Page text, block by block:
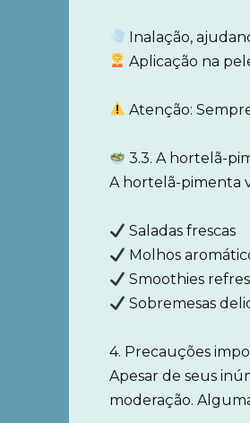
Inalação,
Aplicação na
Atenção:
3.3. A hortelã-
A hortelã-pimenta
Saladas frescas
Molhos
Smoothies
Sobremesas
4. Precauções
Apesar de seus
moderação.